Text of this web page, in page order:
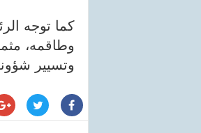
كما توجه
وطاقمه،
وتسيير